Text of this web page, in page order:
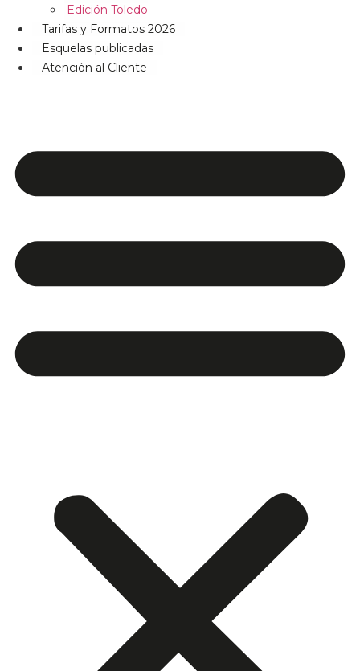
Edición Toledo
Tarifas y Formatos 2026
Esquelas publicadas
Atención al Cliente